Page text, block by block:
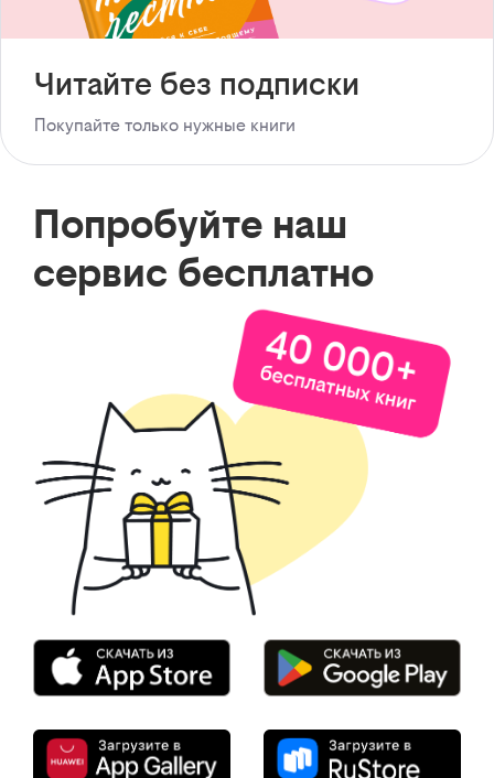
Читайте без подписки
Покупайте только нужные книги
Попробуйте наш
сервис бесплатно